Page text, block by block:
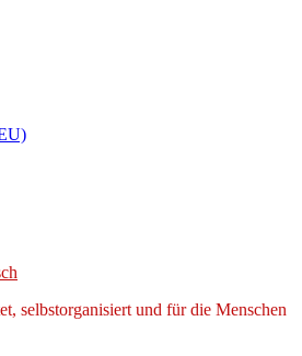
selbstorganisiert und für die Menschen